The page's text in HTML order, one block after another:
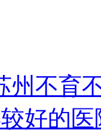
州不育
好的医